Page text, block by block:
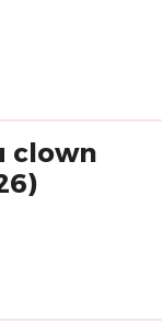
clown